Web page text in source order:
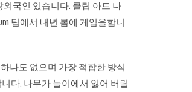
외국인 있습니다. 클립 아트 나
팀에서 내년 봄에 게임을합니
나도 없으며 가장 적합한 방식
다. 나무가 놀이에서 잃어 버릴